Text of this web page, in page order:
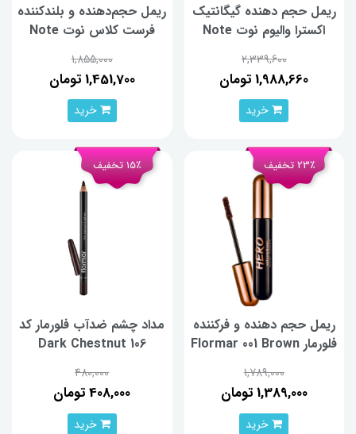
ریمل حجم دهنده گیگانتیک
اکسترا والیوم نوت Note
2,339,600
1,988,660 تومان
خرید
ریمل حجم‌دهنده و بلندکننده
فرست کلاس نوت Note
1,855,000
1,451,700 تومان
خرید
ریمل حجم دهنده و فرکننده
فلورمار Flormar 001 Brown
1,789,000
1,389,000 تومان
23٪ تخفیف
خرید
مداد چشم ضدآب فلورمار کد
106 Dark Chestnut
480,000
408,000 تومان
15٪ تخفیف
خرید